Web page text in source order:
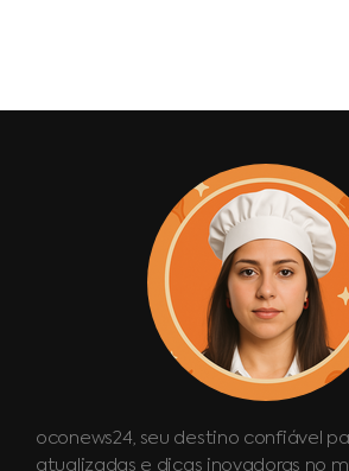
oconews24, seu destino confiável
atualizadas e dicas inovadoras no